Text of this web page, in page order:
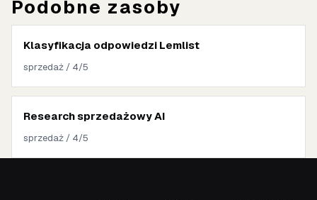
Podobne zasoby
Klasyfikacja odpowiedzi Lemlist
sprzedaż / 4/5
Research sprzedażowy AI
sprzedaż / 4/5